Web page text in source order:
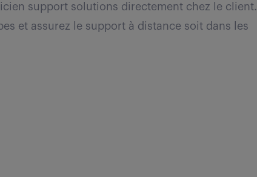
support solutions directement chez le client.
et assurez le support à distance soit dans les